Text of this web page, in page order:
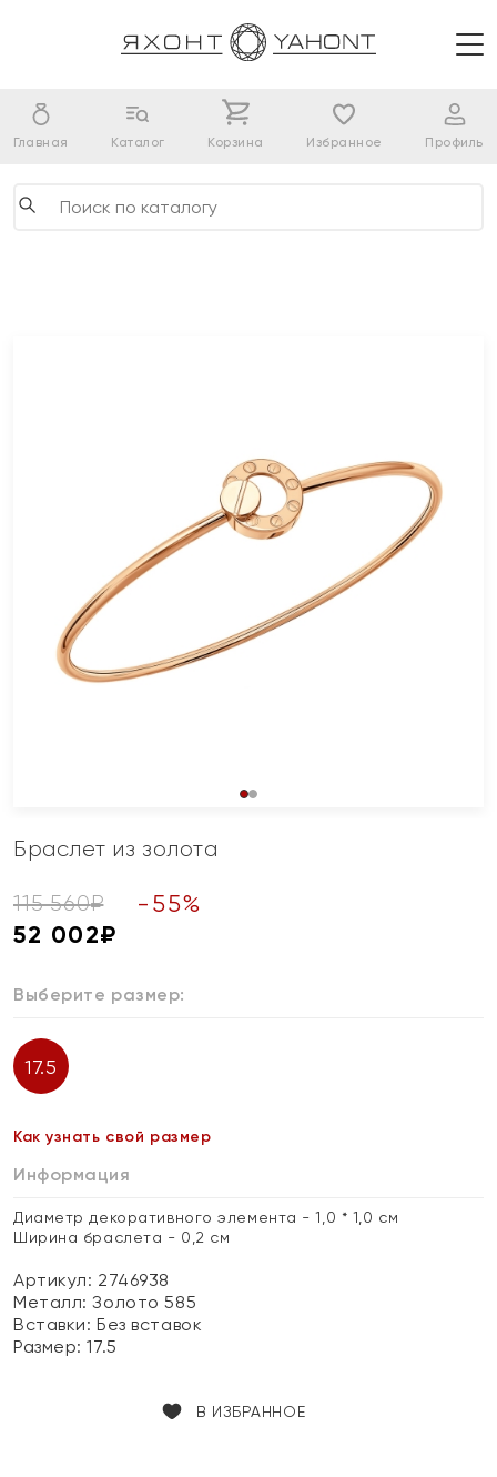
Главная Каталог Корзина Избранное Профиль
Браслет из золота
115 560₽ - 55%
52 002₽
Выберите размер:
17.5
Как узнать свой размер
Информация
Диаметр декоративного элемента - 1,0 * 1,0 см
Ширина браслета - 0,2 см
Артикул: 2746938
Металл:Золото 585
Вставки:Без вставок
Размер:17.5
В ИЗБРАННОЕ